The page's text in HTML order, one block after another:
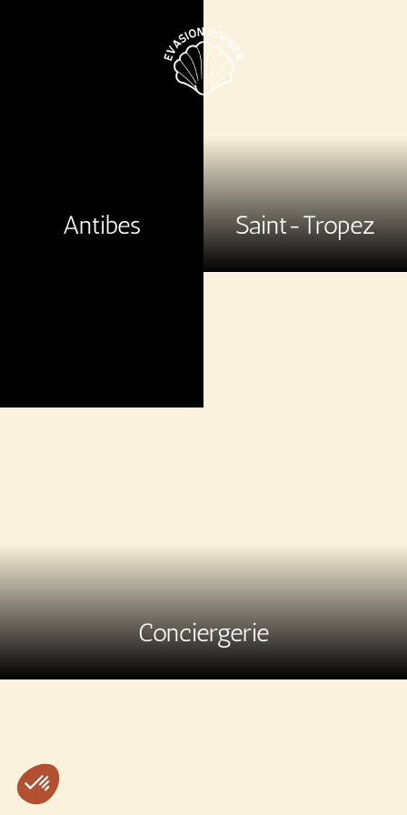
Antibes Saint-Tropez
Conciergerie